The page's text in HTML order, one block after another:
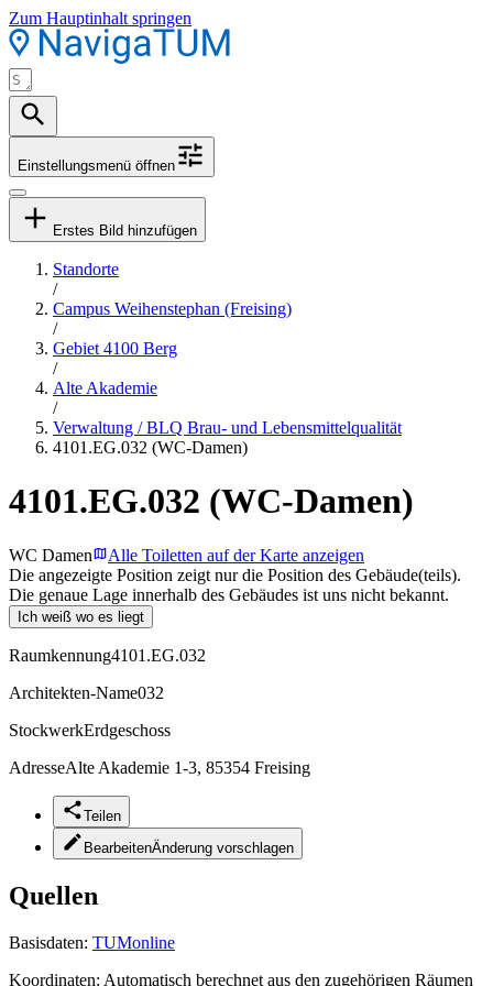
Zum Hauptinhalt springen
Einstellungsmenü öffnen
Erstes Bild hinzufügen
Standorte
/
Campus Weihenstephan (Freising)
/
Gebiet 4100 Berg
/
Alte Akademie
/
Verwaltung / BLQ Brau- und Lebensmittelqualität
4101.EG.032 (WC-Damen)
4101.EG.032 (WC-Damen)
WC Damen
Alle Toiletten auf der Karte anzeigen
Die angezeigte Position zeigt nur die Position des Gebäude(teils).
Die genaue Lage innerhalb des Gebäudes ist uns nicht bekannt.
Ich weiß wo es liegt
Raumkennung4101.EG.032
Architekten-Name032
StockwerkErdgeschoss
AdresseAlte Akademie 1-3, 85354 Freising
Teilen
BearbeitenÄnderung vorschlagen
Quellen
Basisdaten: TUMonline
Koordinaten: Automatisch berechnet aus den zugehörigen Räumen